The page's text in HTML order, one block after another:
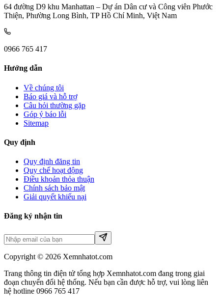
64 đường D9 khu Manhattan – Dự án Dân cư và Công viên Phước
Thiện, Phường Long Bình, TP Hồ Chí Minh, Việt Nam
0966 765 417
Hướng dẫn
Về chúng tôi
Báo giá và hỗ trợ
Câu hỏi thường gặp
Góp ý báo lỗi
Sitemap
Quy định
Quy định đăng tin
Quy chế hoạt động
Điều khoản thỏa thuận
Chính sách bảo mật
Giải quyết khiếu nại
Đăng ký nhận tin
Copyright © 2026 Xemnhatot.com
Trang thông tin điện tử tổng hợp Xemnhatot.com đang trong giai
đoạn chuyển đổi hệ thống. Nếu bạn cần được hỗ trợ, vui lòng liên
hệ hotline 0966 765 417